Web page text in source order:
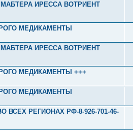
МАБТЕРА ИРЕССА ВОТРИЕНТ
ДОРОГО МЕДИКАМЕНТЫ
МАБТЕРА ИРЕССА ВОТРИЕНТ
ДОРОГО МЕДИКАМЕНТЫ +++
ДОРОГО МЕДИКАМЕНТЫ
РЕГИОНАХ РФ-8-926-701-46-